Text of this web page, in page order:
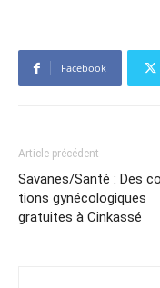
Facebook
Article précédent
Savanes/Santé : Des
tions gynécologiques
gratuites à Cinkassé